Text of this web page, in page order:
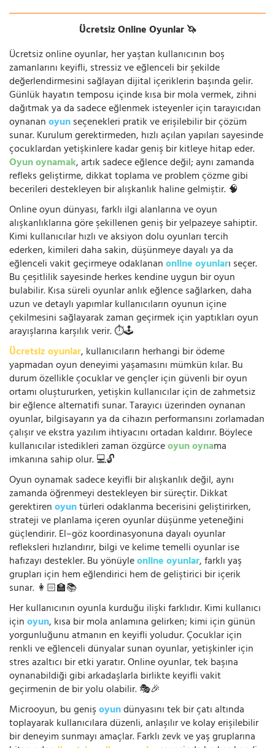
Ücretsiz Online Oyunlar 🦄
Ücretsiz online oyunlar, her yaştan kullanıcının boş
zamanlarını keyifli, stressiz ve eğlenceli bir şekilde
değerlendirmesini sağlayan dijital içeriklerin başında gelir.
Günlük hayatın temposu içinde kısa bir mola vermek, zihni
dağıtmak ya da sadece eğlenmek isteyenler için tarayıcıdan
oynananoyunseçenekleri pratik ve erişilebilir bir çözüm
sunar. Kurulum gerektirmeden, hızlı açılan yapıları sayesinde
çocuklardan yetişkinlere kadar geniş bir kitleye hitap eder.
Oyun oynamak, artık sadece eğlence değil; aynı zamanda
refleks geliştirme, dikkat toplama ve problem çözme gibi
becerileri destekleyen bir alışkanlık haline gelmiştir. 🧠
Online oyun dünyası, farklı ilgi alanlarına ve oyun
alışkanlıklarına göre şekillenen geniş bir yelpazeye sahiptir.
Kimi kullanıcılar hızlı ve aksiyon dolu oyunları tercih
ederken, kimileri daha sakin, düşünmeye dayalı ya da
eğlenceli vakit geçirmeye odaklananonline oyunları seçer.
Bu çeşitlilik sayesinde herkes kendine uygun bir oyun
bulabilir. Kısa süreli oyunlar anlık eğlence sağlarken, daha
uzun ve detaylı yapımlar kullanıcıların oyunun içine
çekilmesini sağlayarak zaman geçirmek için yaptıkları oyun
arayışlarına karşılık verir. ⏱️🕹️
Ücretsiz oyunlar, kullanıcıların herhangi bir ödeme
yapmadan oyun deneyimi yaşamasını mümkün kılar. Bu
durum özellikle çocuklar ve gençler için güvenli bir oyun
ortamı oluştururken, yetişkin kullanıcılar için de zahmetsiz
bir eğlence alternatifi sunar. Tarayıcı üzerinden oynanan
oyunlar, bilgisayarın ya da cihazın performansını zorlamadan
çalışır ve ekstra yazılım ihtiyacını ortadan kaldırır. Böylece
kullanıcılar istedikleri zaman özgürceoyun oynama
imkanına sahip olur. 💻🔓
Oyun oynamak sadece keyifli bir alışkanlık değil, aynı
zamanda öğrenmeyi destekleyen bir süreçtir. Dikkat
gerektirenoyuntürleri odaklanma becerisini geliştirirken,
strateji ve planlama içeren oyunlar düşünme yeteneğini
güçlendirir. El–göz koordinasyonuna dayalı oyunlar
refleksleri hızlandırır, bilgi ve kelime temelli oyunlar ise
hafızayı destekler. Bu yönüyleonline oyunlar, farklı yaş
grupları için hem eğlendirici hem de geliştirici bir içerik
sunar. 👩🏻‍🏫📚
Her kullanıcının oyunla kurduğu ilişki farklıdır. Kimi kullanıcı
içinoyun, kısa bir mola anlamına gelirken; kimi için günün
yorgunluğunu atmanın en keyifli yoludur. Çocuklar için
renkli ve eğlenceli dünyalar sunan oyunlar, yetişkinler için
stres azaltıcı bir etki yaratır. Online oyunlar, tek başına
oynanabildiği gibi arkadaşlarla birlikte keyifli vakit
geçirmenin de bir yolu olabilir. 🎭🎉
Microoyun, bu genişoyundünyasını tek bir çatı altında
toplayarak kullanıcılara düzenli, anlaşılır ve kolay erişilebilir
bir deneyim sunmayı amaçlar. Farklı zevk ve yaş gruplarına